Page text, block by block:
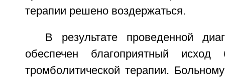
терапии решено воздержаться.
В результате проведенной
обеспечен благоприятный исход
тромболитической терапии.